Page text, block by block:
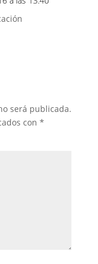
será publicada.
con *